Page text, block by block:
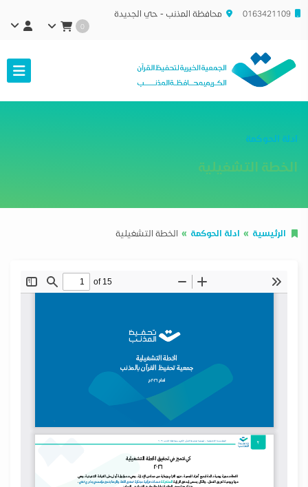
0163421109 محافظة المذنب - حي الجديدة
0
ادلة الحوكمة
الخطة التشغيلية
الرئيسية ادلة الحوكمة الخطة التشغيلية